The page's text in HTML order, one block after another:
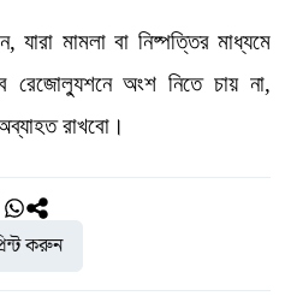
যারা মামলা বা নিষ্পত্তির মাধ্যমে
রেজোল্যুশনে অংশ নিতে চায় না,
রাখবো।
করুন